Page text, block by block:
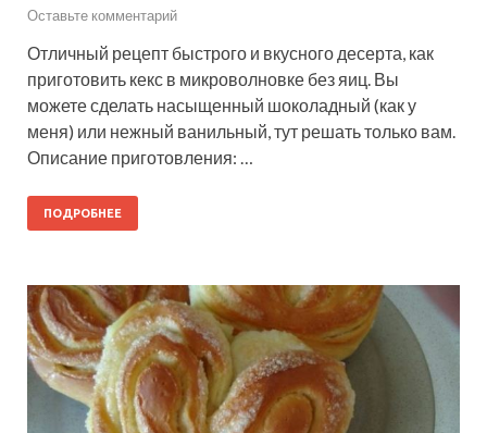
Оставьте комментарий
Отличный рецепт быстрого и вкусного десерта, как
приготовить кекс в микроволновке без яиц. Вы
можете сделать насыщенный шоколадный (как у
меня) или нежный ванильный, тут решать только вам.
Описание приготовления: …
ПОДРОБНЕЕ